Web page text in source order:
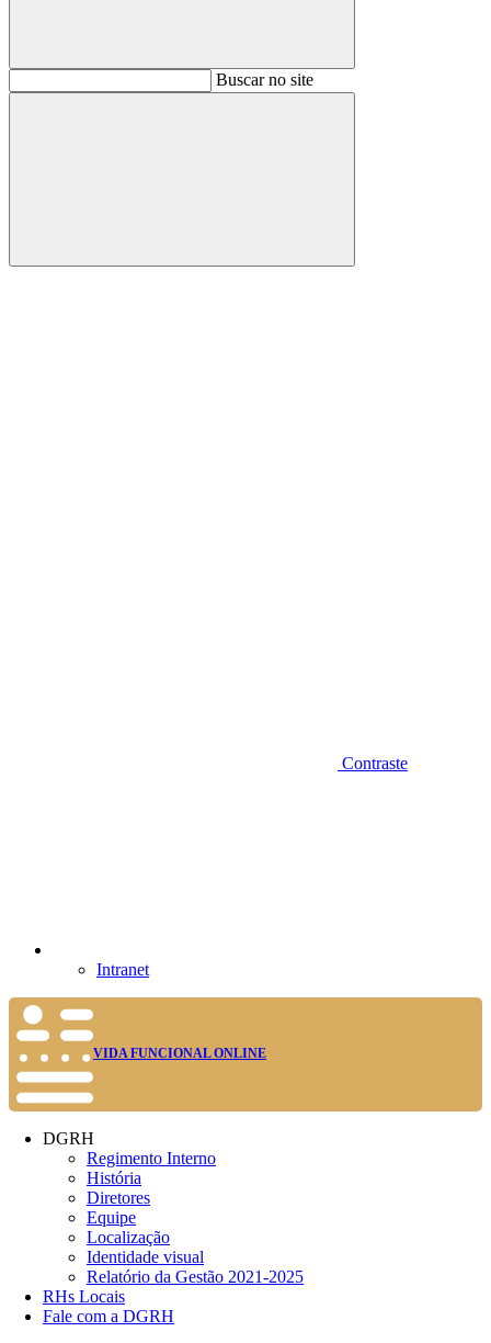
BuscarBuscar no site
Buscar
Contraste
Intranet
VIDA FUNCIONAL ONLINE
DGRH
Regimento Interno
História
Diretores
Equipe
Localização
Identidade visual
Relatório da Gestão 2021-2025
RHs Locais
Fale com a DGRH